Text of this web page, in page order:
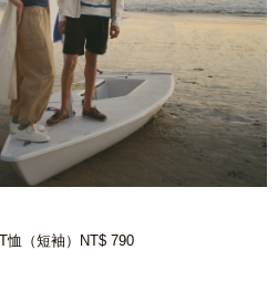
恤（短袖）NT$ 790